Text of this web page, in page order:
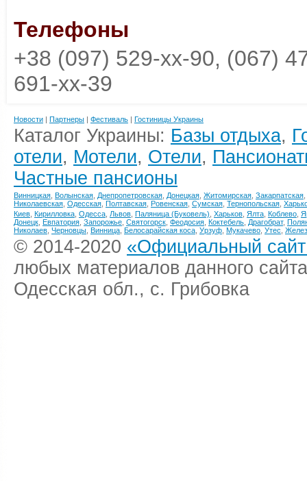
Телефоны
+38 (097) 529-xx-90, (067)
691-xx-39
Новости | Партнеры | Фестиваль | Гостиницы Украины
Каталог Украины: Базы отдыха,
отели, Мотели, Отели,
Частные пансионы
Винницкая Волынская Днепропетровская Донецкая Житомирская Закарпатская
Николаевская Одесская Полтавская Ровенская Сумская Тернопольская
Киев Кирилловка Одесса Львов Паляница (Буковель) Харьков Ялта Коблево
Донецк Евпатория Запорожье Святогорск Феодосия Коктебель Драгобрат,
Николаев Черновцы Винница Белосарайская коса Урзуф Мукачево Утес
© 2014-2020 «Официальный сайт
любых материалов данного
Одесская обл., с. Грибовка